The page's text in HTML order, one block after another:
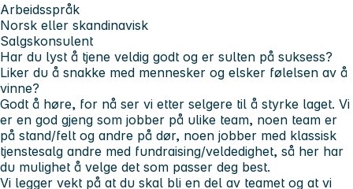
Arbeidsspråk
Norsk eller skandinavisk
Salgskonsulent
Har du lyst å tjene veldig godt og er sulten på suksess?
Liker du å snakke med mennesker og elsker følelsen av å
vinne?
Godt å høre, for nå ser vi etter selgere til å styrke laget. Vi
er en god gjeng som jobber på ulike team, noen team er
på stand/felt og andre på dør, noen jobber med klassisk
tjenstesalg andre med fundraising/veldedighet, så her har
du mulighet å velge det som passer deg best.
Vi legger vekt på at du skal bli en del av teamet og at vi